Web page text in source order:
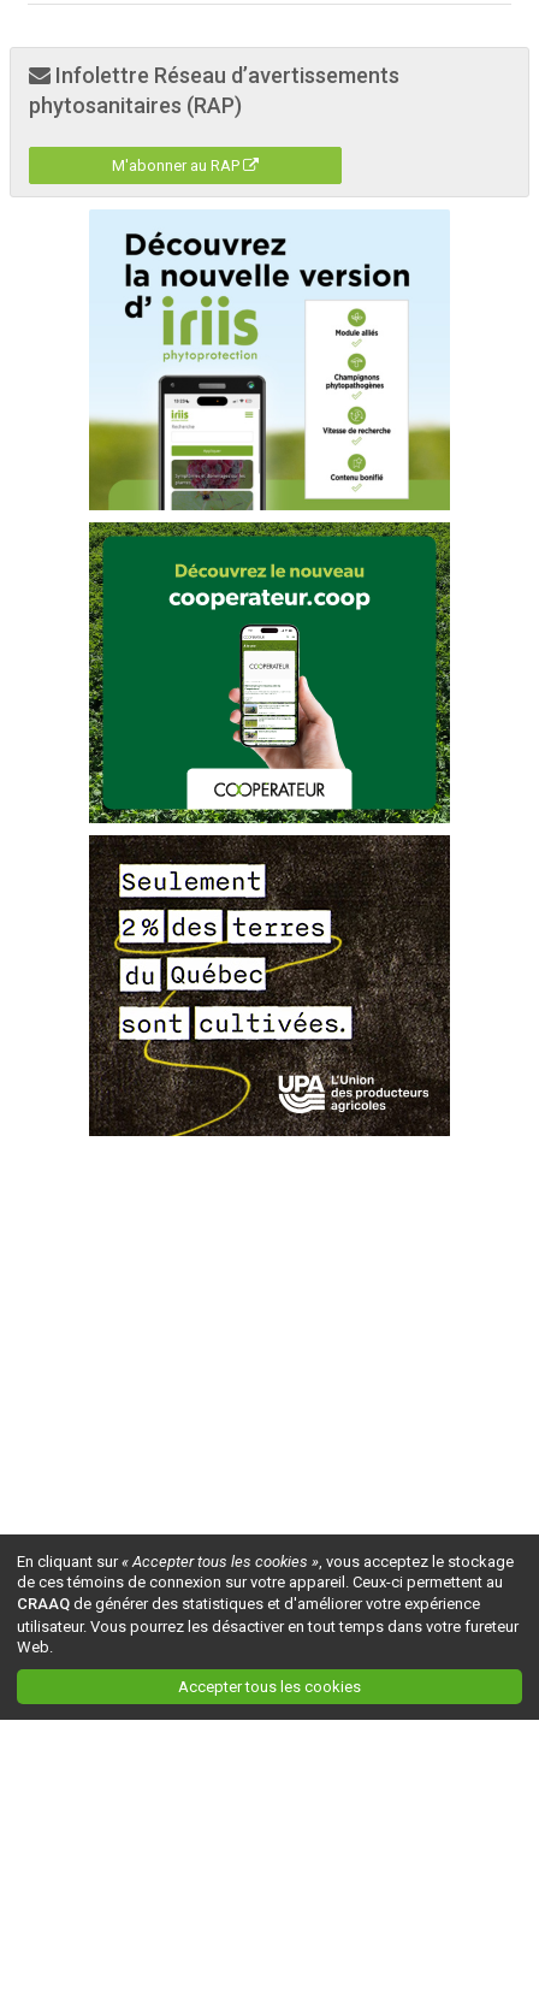
Infolettre Réseau d’avertissements
phytosanitaires (RAP)
M'abonner au RAP
En cliquant sur« Accepter tous les cookies », vous acceptez le stockage
de ces témoins de connexion sur votre appareil. Ceux-ci permettent au
CRAAQ de générer des statistiques et d'améliorer votre expérience
utilisateur. Vous pourrez les désactiver en tout temps dans votre fureteur
Web.
Accepter tous les cookies